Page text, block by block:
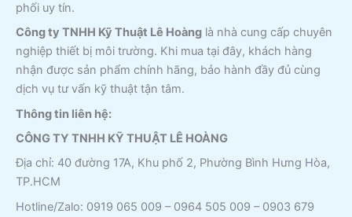
phối uy tín.
Công ty TNHH Kỹ Thuật Lê Hoàng là nhà cung cấp chuyên
nghiệp thiết bị môi trường. Khi mua tại đây, khách hàng
nhận được sản phẩm chính hãng, bảo hành đầy đủ cùng
dịch vụ tư vấn kỹ thuật tận tâm.
Thông tin liên hệ:
CÔNG TY TNHH KỸ THUẬT LÊ HOÀNG
Địa chỉ: 40 đường 17A, Khu phố 2, Phường Bình Hưng Hòa,
TP.HCM
Hotline/Zalo: 0919 065 009 – 0964 505 009 – 0903 679